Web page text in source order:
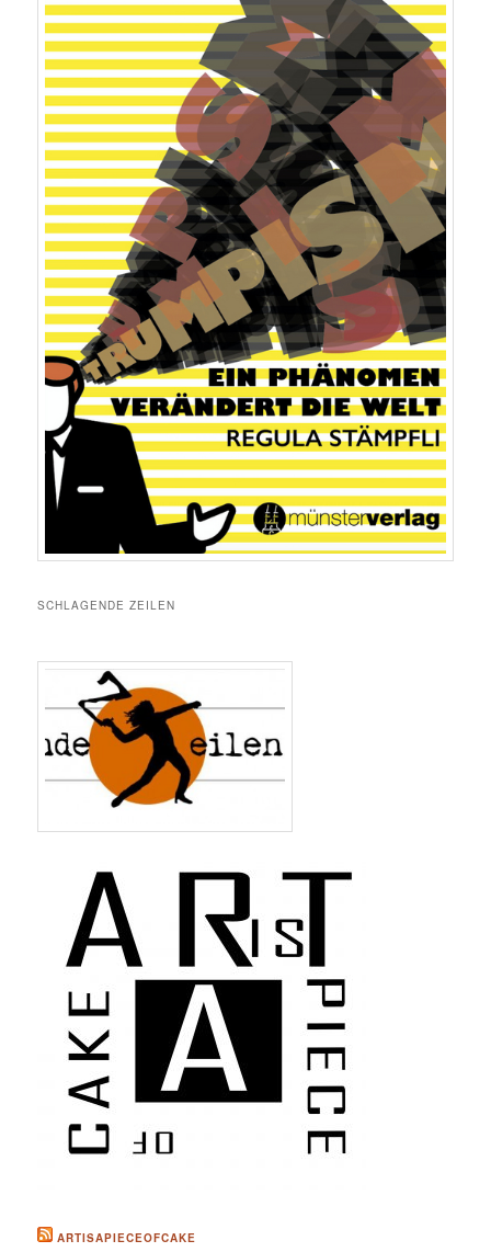
SCHLAGENDE ZEILEN
ARTISAPIECEOFCAKE